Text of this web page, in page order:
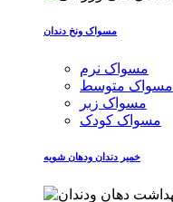
مسواک ونخ دندان
مسواک نرم
مسواک متوسط
مسواک زبر
مسواک کودک
خمیر دندان ودهان شویه